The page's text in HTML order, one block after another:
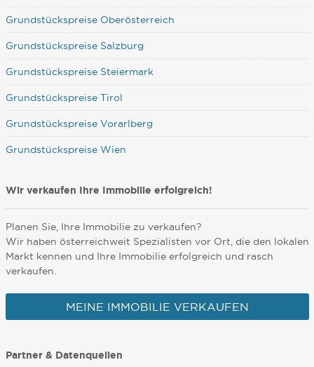
Grundstückspreise Oberösterreich
Grundstückspreise Salzburg
Grundstückspreise Steiermark
Grundstückspreise Tirol
Grundstückspreise Vorarlberg
Grundstückspreise Wien
Wir verkaufen Ihre Immobilie erfolgreich!
Planen Sie, Ihre Immobilie zu verkaufen?
Wir haben österreichweit Spezialisten vor Ort, die den lokalen
Markt kennen und Ihre Immobilie erfolgreich und rasch
verkaufen.
MEINE IMMOBILIE VERKAUFEN
Partner & Datenquellen